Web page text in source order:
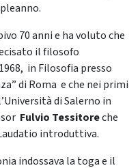
70 anni e ha voluto che
il filosofo
in Filosofia presso
di Roma e che nei primi
di Salerno in
Fulvio Tessitoreche
introduttiva.
indossava la toga e il